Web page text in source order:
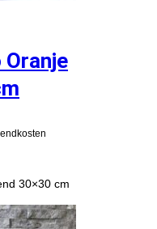
30×30 cm